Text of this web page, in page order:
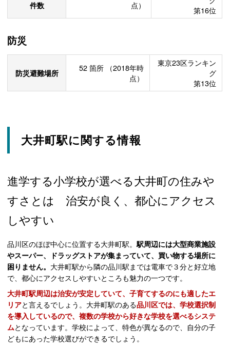
件数
点）
第16位
防災
防災避難場所 52 箇所
（2018年時
点）
東京23区ランキン
グ
第13位
大井町駅に関する情報
進学する小学校が選べる大井町の住みや
すさとは 治安が良く、都心にアクセス
しやすい
品川区のほぼ中心に位置する大井町駅。駅周辺には大型商業施設
やスーパー、ドラッグストアが集まっていて、買い物する場所に
困りません。 大井町駅から隣の品川駅までは電車で３分と好立地
で、都心にアクセスしやすいところも魅力の一つです。
大井町駅周辺は治安が安定していて、子育てするのにも適したエ
リアと言えるでしょう。大井町駅のある品川区では、学校選択制
を導入しているので、複数の学校から好きな学校を選べるシステ
ムとなっています。学校によって、特色が異なるので、自分の子
どもにあった学校選びができるでしょう。